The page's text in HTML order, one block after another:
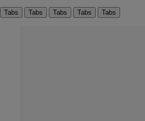
Tabs Tabs Tabs Tabs Tabs